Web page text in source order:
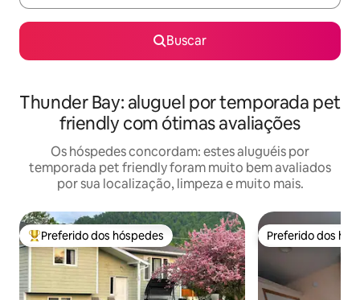
Buscar
Thunder Bay: aluguel por temporada pet
friendly com ótimas avaliações
Os hóspedes concordam: estes aluguéis por
temporada pet friendly foram muito bem avaliados
por sua localização, limpeza e muito mais.
Entre os melhores preferidos dos hóspedes
Preferido dos hóspedes Preferido dos
Preferido dos